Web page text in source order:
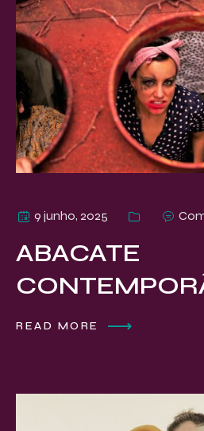
9 junho, 2025
ABACATE
READ MORE